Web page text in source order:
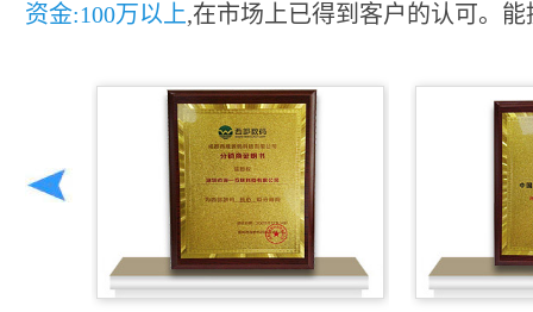
资金:100万以上,在市场上已得到客户的认可。